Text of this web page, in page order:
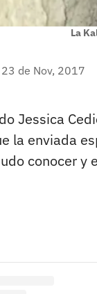
La
23 de Nov, 2017
Jessica
la enviada
conocer y